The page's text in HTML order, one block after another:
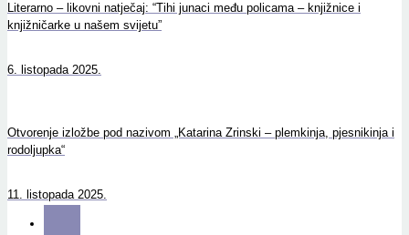
Literarno – likovni natječaj: “Tihi junaci među policama – knjižnice i
knjižničarke u našem svijetu”
6. listopada 2025.
Otvorenje izložbe pod nazivom „Katarina Zrinski – plemkinja, pjesnikinja i
rodoljupka“
11. listopada 2025.